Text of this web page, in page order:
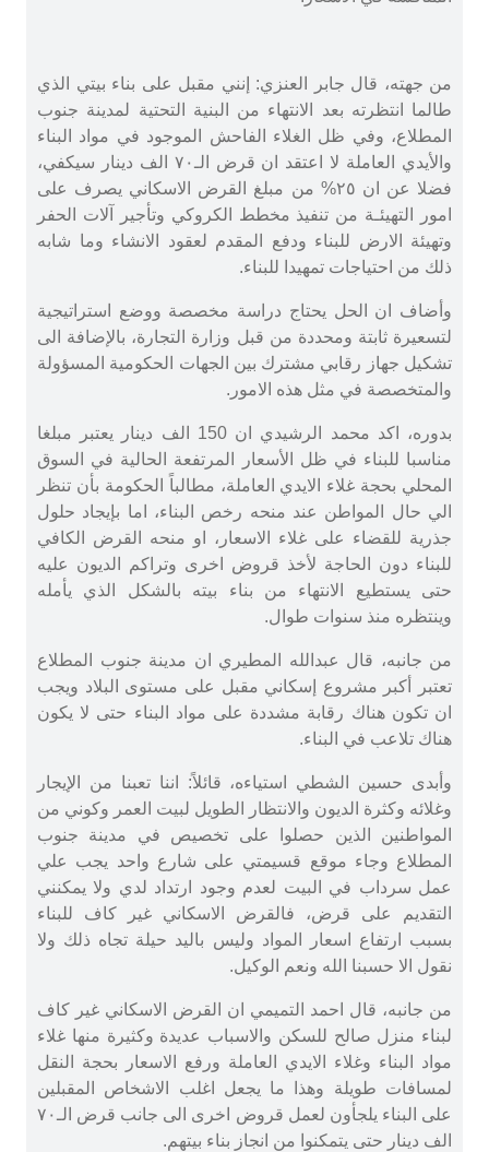
من جهته، قال جابر العنزي: إنني مقبل على بناء بيتي الذي
طالما انتظرته بعد الانتهاء من البنية التحتية لمدينة جنوب
المطلاع، وفي ظل الغلاء الفاحش الموجود في مواد البناء
والأيدي العاملة لا اعتقد ان قرض الـ٧٠ الف دينار سيكفي،
فضلا عن ان ٢٥% من مبلغ القرض الاسكاني يصرف على
امور التهيئـة من تنفيذ مخطط الكروكي وتأجير آلات الحفر
وتهيئة الارض للبناء ودفع المقدم لعقود الانشاء وما شابه
ذلك من احتياجات تمهيدا للبناء.
وأضاف ان الحل يحتاج دراسة مخصصة ووضع استراتيجية
لتسعيرة ثابتة ومحددة من قبل وزارة التجارة، بالإضافة الى
تشكيل جهاز رقابي مشترك بين الجهات الحكومية المسؤولة
والمتخصصة في مثل هذه الامور.
بدوره، اكد محمد الرشيدي ان 150 الف دينار يعتبر مبلغا
مناسبا للبناء في ظل الأسعار المرتفعة الحالية في السوق
المحلي بحجة غلاء الايدي العاملة، مطالباً الحكومة بأن تنظر
الي حال المواطن عند منحه رخص البناء، اما بإيجاد حلول
جذرية للقضاء على غلاء الاسعار، او منحه القرض الكافي
للبناء دون الحاجة لأخذ قروض اخرى وتراكم الديون عليه
حتى يستطيع الانتهاء من بناء بيته بالشكل الذي يأمله
وينتظره منذ سنوات طوال.
من جانبه، قال عبدالله المطيري ان مدينة جنوب المطلاع
تعتبر أكبر مشروع إسكاني مقبل على مستوى البلاد ويجب
ان تكون هناك رقابة مشددة على مواد البناء حتى لا يكون
هناك تلاعب في البناء.
وأبدى حسين الشطي استياءه، قائلاً: اننا تعبنا من الإيجار
وغلائه وكثرة الديون والانتظار الطويل لبيت العمر وكوني من
المواطنين الذين حصلوا على تخصيص في مدينة جنوب
المطلاع وجاء موقع قسيمتي على شارع واحد يجب علي
عمل سرداب في البيت لعدم وجود ارتداد لدي ولا يمكنني
التقديم على قرض، فالقرض الاسكاني غير كاف للبناء
بسبب ارتفاع اسعار المواد وليس باليد حيلة تجاه ذلك ولا
نقول الا حسبنا الله ونعم الوكيل.
من جانبه، قال احمد التميمي ان القرض الاسكاني غير كاف
لبناء منزل صالح للسكن والاسباب عديدة وكثيرة منها غلاء
مواد البناء وغلاء الايدي العاملة ورفع الاسعار بحجة النقل
لمسافات طويلة وهذا ما يجعل اغلب الاشخاص المقبلين
على البناء يلجأون لعمل قروض اخرى الى جانب قرض الـ٧٠
الف دينار حتى يتمكنوا من انجاز بناء بيتهم.